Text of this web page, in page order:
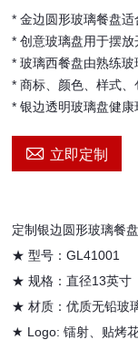
* 金边圆形玻璃餐盘
* 创意玻璃盘用于摆
* 玻璃西餐盘由熟练
* 商标、颜色、样式、
* 银边透明玻璃盘健
 立即定制
定制银边圆形玻璃餐
★ 型号：GL41001
★ 规格：直径13英寸
★ 材质：优质无铅玻
★ Logo: 镭射、贴烤